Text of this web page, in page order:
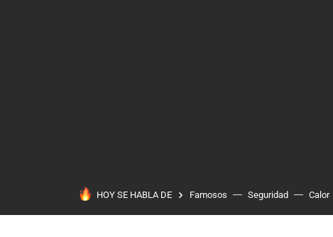
HOY SE HABLA DE Famosos Seguridad Calor